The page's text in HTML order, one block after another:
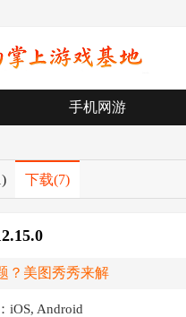
手机网游
下载(7)
？美图秀秀来解
iOS, Android